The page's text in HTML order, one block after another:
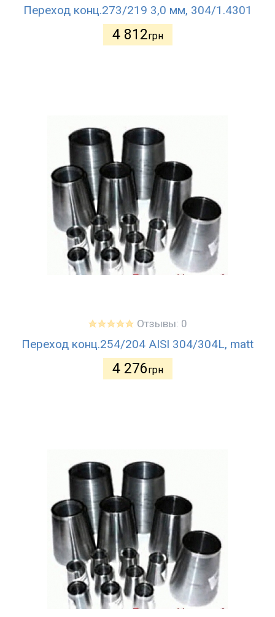
Переход конц.273/219 3,0 мм, 304/1.4301
4 812грн
Отзывы: 0
Переход конц.254/204 AISI 304/304L, matt
4 276грн